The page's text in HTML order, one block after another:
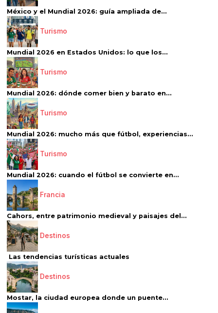
México y el Mundial 2026: guía ampliada de...
Turismo
Mundial 2026 en Estados Unidos: lo que los...
Turismo
Mundial 2026: dónde comer bien y barato en...
Turismo
Mundial 2026: mucho más que fútbol, experiencias...
Turismo
Mundial 2026: cuando el fútbol se convierte en...
Francia
Cahors, entre patrimonio medieval y paisajes del...
Destinos
Las tendencias turísticas actuales
Destinos
Mostar, la ciudad europea donde un puente...